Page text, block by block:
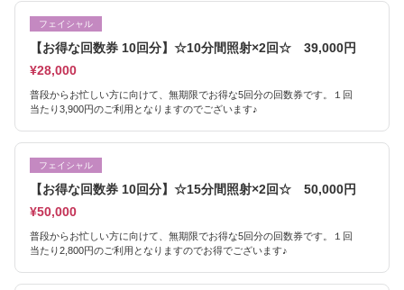
フェイシャル
【お得な回数券 10回分】☆10分間照射×2回☆ 39,000円
¥28,000
普段からお忙しい方に向けて、無期限でお得な5回分の回数券です。１回
当たり3,900円のご利用となりますのでございます♪
フェイシャル
【お得な回数券 10回分】☆15分間照射×2回☆ 50,000円
¥50,000
普段からお忙しい方に向けて、無期限でお得な5回分の回数券です。１回
当たり2,800円のご利用となりますのでお得でございます♪